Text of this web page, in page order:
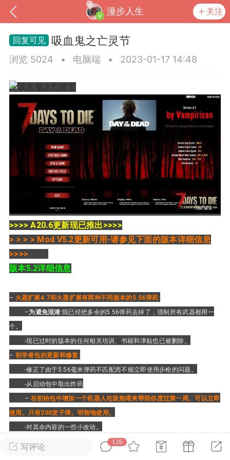
漫步人生 关注
我的钱包 道具 排行榜
MOD下载 攻略教程 联机招募
大人
Lv.8
02-10 15:45
电脑端
禁止发布联机可用的作弊模组，
单机辅助引流私下售卖服务器外挂！
作弊模组的发布规范近期收到一些信息
作弊模组在联机服务器使用,为了维护游
环境，中文网特此发布以下声明，规范
模组的发布行为：1. *...
72 2.21w
大人
Lv.8
写评论
126
吸血鬼之亡灵节
浏览 5024 • 电脑端 • 2023-01-17 14:48
>>>>A20.6更新现已推出>>>>
> > > > Mod V5.2更新可用 -请参见下面的版本详细信息
>>>>
版本5.2详细信息
– 火器扩展4.7和火器扩展有两种不同版本的5.56弹药:
–为避免混淆:我已经把多余的5.56弹药去掉了，强制所有武器都用一
个。
-现已过时的版本的任何相关培训、书籍和津贴也已被删除。
– 初学者包的更新和修复:
-修正了由于5.56毫米弹药不匹配而不能立即使用步枪的问题。
-从启动包中取出炸药
– 在初始包中增加一个机器人垃圾炮塔来帮助你度过第一周。可以立即
使用。只有200发子弹。明智地使用。
-对其余内容的一些小改动。
– 减少了游戏早期遭遇野生和辐射僵尸的几率